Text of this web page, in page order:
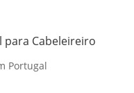
para Cabeleireiro
Portugal